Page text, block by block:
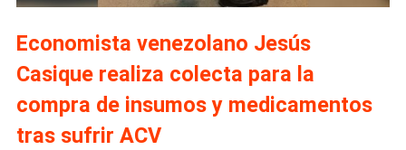
Economista venezolano Jesús
Casique realiza colecta para la
compra de insumos y medicamentos
tras sufrir ACV